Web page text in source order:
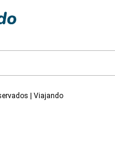
| Viajando